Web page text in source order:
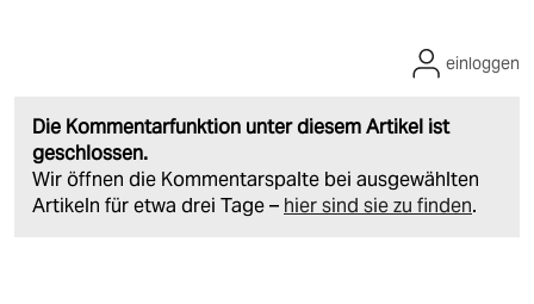
Die Kommentarfunktion unter diesem Artikel ist
geschlossen.
Wir öffnen die Kommentarspalte bei ausgewählten
Artikeln für etwa drei Tage – hier sind sie zu finden.
einloggen